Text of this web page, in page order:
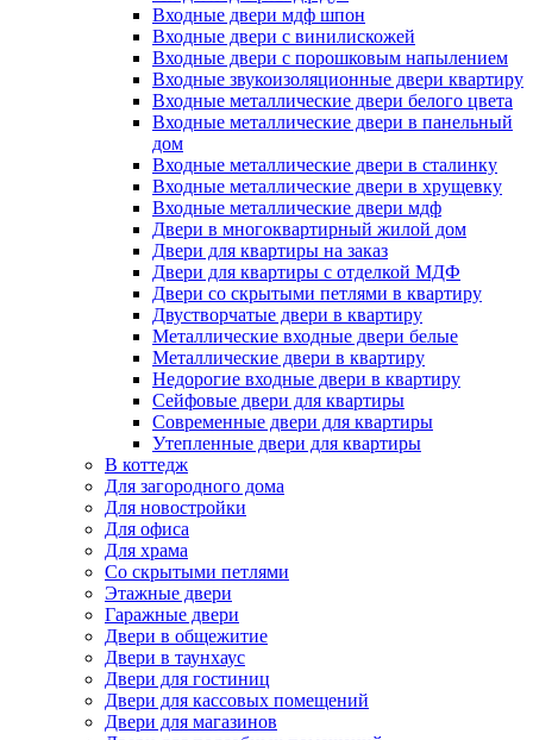
Входные двери мдф шпон
Входные двери с винилискожей
Входные двери с порошковым напылением
Входные звукоизоляционные двери квартиру
Входные металлические двери белого цвета
Входные металлические двери в панельный
дом
Входные металлические двери в сталинку
Входные металлические двери в хрущевку
Входные металлические двери мдф
Двери в многоквартирный жилой дом
Двери для квартиры на заказ
Двери для квартиры с отделкой МДФ
Двери со скрытыми петлями в квартиру
Двустворчатые двери в квартиру
Металлические входные двери белые
Металлические двери в квартиру
Недорогие входные двери в квартиру
Сейфовые двери для квартиры
Современные двери для квартиры
Утепленные двери для квартиры
В коттедж
Для загородного дома
Для новостройки
Для офиса
Для храма
Со скрытыми петлями
Этажные двери
Гаражные двери
Двери в общежитие
Двери в таунхаус
Двери для гостиниц
Двери для кассовых помещений
Двери для магазинов